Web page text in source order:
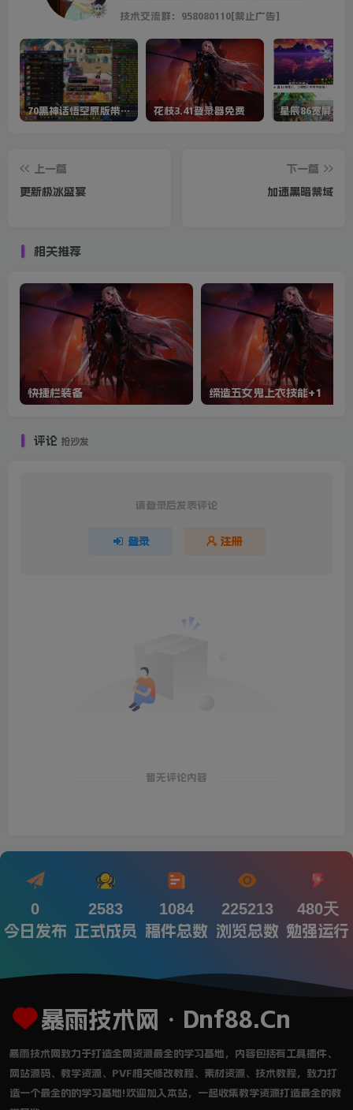
技术交流群：958080110[禁止广告]
70黑神话悟空原版带cdk等全套文件 花枝3.41登录器免费 星辰86宽屏全套
上一篇
更新极冰盛宴
下一篇
加速黑暗禁域
相关推荐
快捷栏装备 缔造五女鬼上衣技能+1
评论 抢沙发
请登录后发表评论
登录 注册
暂无评论内容
0
今日发布
2583
正式成员
1084
稿件总数
225213
浏览总数
480天
勉强运行
暴雨技术网・Dnf88.Cn
暴雨技术网致力于打造全网资源最全的学习基地，内容包括有工具插件、
网站源码、教学资源、PVF相关修改教程、素材资源、技术教程，致力打
造一个最全的的学习基地!欢迎加入本站，一起收集教学资源打造最全的教